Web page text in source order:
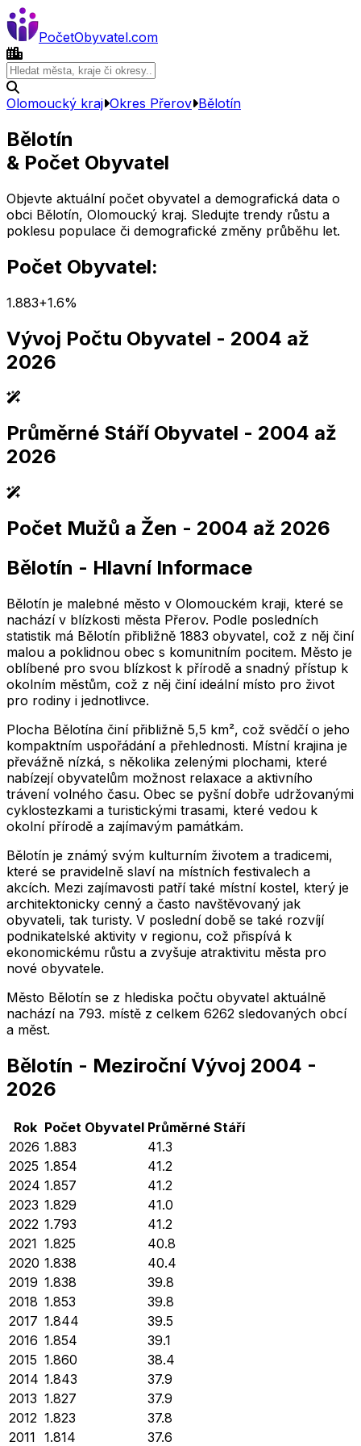
PočetObyvatel.com
Olomoucký kraj Okres Přerov Bělotín
Bělotín
& Počet Obyvatel
Objevte aktuální počet obyvatel a demografická data o
obci Bělotín, Olomoucký kraj. Sledujte trendy růstu a
poklesu populace či demografické změny průběhu let.
Počet Obyvatel:
1.883+1.6%
Vývoj Počtu Obyvatel - 2004 až
2026
2,005 2,010 2,015 2,020 2,025
2,005 2,010 2,015 2,020 2,025
Průměrné Stáří Obyvatel - 2004 až
2026
2,005 2,010 2,015 2,020 2,025
2,005 2,010 2,015 2,020 2,025
Počet Mužů a Žen - 2004 až 2026
Bělotín - Hlavní Informace
Bělotín je malebné město v Olomouckém kraji, které se
nachází v blízkosti města Přerov. Podle posledních
statistik má Bělotín přibližně 1883 obyvatel, což z něj činí
malou a poklidnou obec s komunitním pocitem. Město je
oblíbené pro svou blízkost k přírodě a snadný přístup k
okolním městům, což z něj činí ideální místo pro život
pro rodiny i jednotlivce.
Plocha Bělotína činí přibližně 5,5 km², což svědčí o jeho
kompaktním uspořádání a přehlednosti. Místní krajina je
převážně nízká, s několika zelenými plochami, které
nabízejí obyvatelům možnost relaxace a aktivního
trávení volného času. Obec se pyšní dobře udržovanými
cyklostezkami a turistickými trasami, které vedou k
okolní přírodě a zajímavým památkám.
Bělotín je známý svým kulturním životem a tradicemi,
které se pravidelně slaví na místních festivalech a
akcích. Mezi zajímavosti patří také místní kostel, který je
architektonicky cenný a často navštěvovaný jak
obyvateli, tak turisty. V poslední době se také rozvíjí
podnikatelské aktivity v regionu, což přispívá k
ekonomickému růstu a zvyšuje atraktivitu města pro
nové obyvatele.
Město Bělotín se z hlediska počtu obyvatel aktuálně
nachází na 793. místě z celkem 6262 sledovaných obcí
a měst.
Bělotín - Meziroční Vývoj 2004 -
2026
Rok Počet Obyvatel Průměrné Stáří
2026 1.883
41.3
2025 1.854
41.2
2024 1.857
41.2
2023 1.829
41.0
2022 1.793
41.2
2021 1.825
40.8
2020 1.838
40.4
2019 1.838
39.8
2018 1.853
39.8
2017 1.844
39.5
2016 1.854
39.1
2015 1.860
38.4
2014 1.843
37.9
2013 1.827
37.9
2012 1.823
37.8
2011 1.814 37.6